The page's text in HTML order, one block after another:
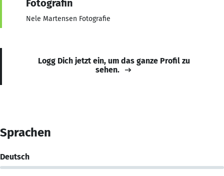
Fotografin
Nele Martensen Fotografie
Logg Dich jetzt ein, um das ganze Profil zu
sehen.
Sprachen
Deutsch